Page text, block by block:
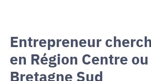
Entrepreneur
en Région Centre ou
Bretagne Sud